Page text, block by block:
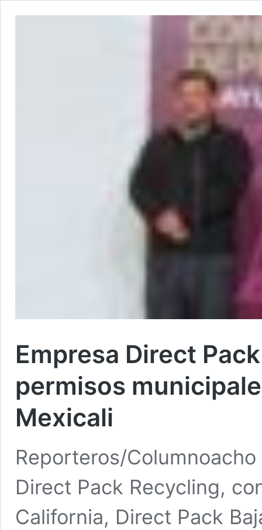
Empresa Direct
permisos
Mexicali
Reporteros/
Direct Pack Recycling,
California, Direct Pack